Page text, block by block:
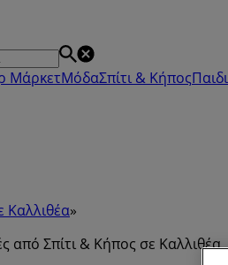
ΜάρκετΜόδαΣπίτι & Κήπος
Καλλιθέα»
από Σπίτι & Κήπος σε Καλλιθέα